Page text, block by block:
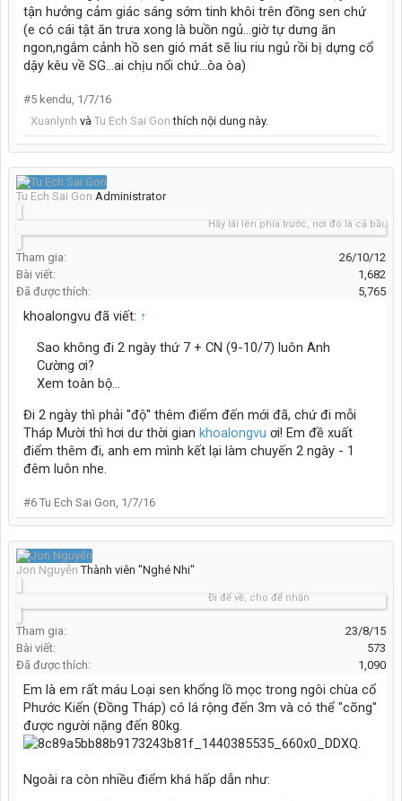
tận hưởng cảm giác sáng sớm tinh khôi trên đồng sen chứ
(e có cái tật ăn trưa xong là buồn ngủ...giờ tự dưng ăn
ngon,ngắm cảnh hồ sen gió mát sẽ liu riu ngủ rồi bị dựng cổ
dậy kêu về SG...ai chịu nổi chứ...òa òa)
#5 kendu, 1/7/16
Xuanlynh và Tu Ech Sai Gon thích nội dung này.
Tu Ech Sai Gon Administrator
Hãy lái lên phía trước, nơi đó là cả bầu trời
Tham gia:
26/10/12
Bài viết:
1,682
Đã được thích:
5,765
khoalongvu đã viết: ↑
Sao không đi 2 ngày thứ 7 + CN (9-10/7) luôn Anh
Cường ơi?
Xem toàn bộ...
Đi 2 ngày thì phải ''độ'' thêm điểm đến mới đã, chứ đi mỗi
Tháp Mười thì hơi dư thời gian khoalongvu ơi! Em đề xuất
điểm thêm đi, anh em mình kết lại làm chuyến 2 ngày - 1
đêm luôn nhe.
#6 Tu Ech Sai Gon 1/7/16
Jon Nguyễn Thành viên "Nghé Nhi"
Đi để về, cho để nhận
Tham gia:
23/8/15
Bài viết:
573
Đã được thích:
1,090
Em là em rất máu Loại sen khổng lồ mọc trong ngôi chùa cổ
Phước Kiển (Đồng Tháp) có lá rộng đến 3m và có thể "cõng"
được người nặng đến 80kg.
Ngoài ra còn nhiều điểm khá hấp dẫn như: